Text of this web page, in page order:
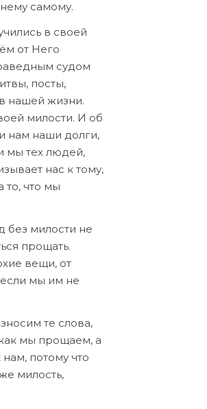
самому.
в своей
от Него
судом
посты,
нашей жизни.
милости. И об
нам наши долги,
мы тех людей,
нас к тому,
то, что мы
без милости не
прощать.
вещи, от
мы им не
те слова,
мы прощаем, а
потому что
милость,